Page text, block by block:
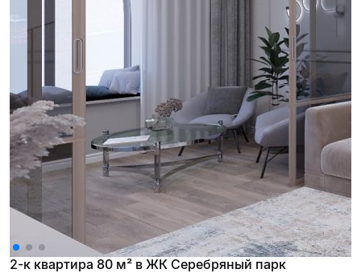
2-к квартира 80 м² в ЖК Серебряный парк